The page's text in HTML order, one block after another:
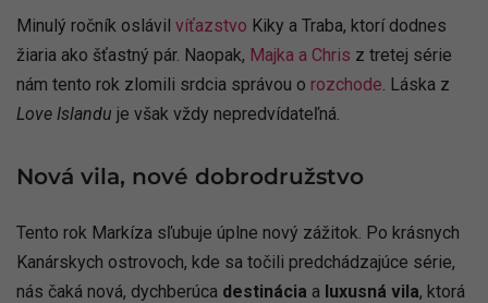
Minulý ročník oslávil víťazstvo Kiky a Traba, ktorí dodnes
žiaria ako šťastný pár. Naopak, Majka a Chris z tretej série
nám tento rok zlomili srdcia správou o rozchode . Láska z
Love Islandu je však vždy nepredvídateľná.
Nová vila, nové dobrodružstvo
Tento rok Markíza sľubuje úplne nový zážitok. Po krásnych
Kanárskych ostrovoch, kde sa točili predchádzajúce série,
nás čaká nová, dychberúca destinácia a luxusná vila, ktorá